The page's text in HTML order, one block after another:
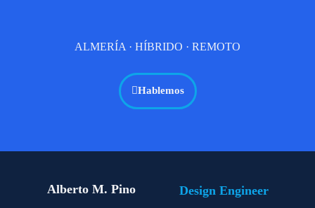
ALMERÍA · HÍBRIDO · REMOTO
Hablemos
Alberto M. Pino Design Engineer